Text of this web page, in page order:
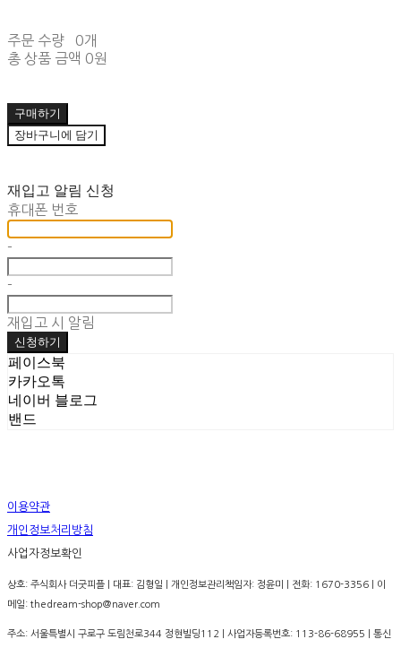
주문 수량
0개
총 상품 금액 0원
구매하기
장바구니에 담기
재입고 알림 신청
휴대폰 번호
-
-
재입고 시 알림
신청하기
페이스북
카카오톡
네이버 블로그
밴드
이용약관
개인정보처리방침
사업자정보확인
상호: 주식회사 더굿피플 | 대표: 김형일 | 개인정보관리책임자: 정윤미 | 전화: 1670-3356 | 이
메일: thedream-shop@naver.com
주소: 서울특별시 구로구 도림천로344 정현빌딩112 | 사업자등록번호: 113-86-68955 | 통신